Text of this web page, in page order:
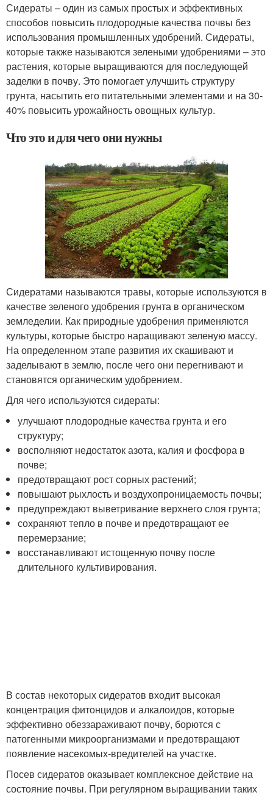
Сидераты – один из самых простых и эффективных
способов повысить плодородные качества почвы без
использования промышленных удобрений. Сидераты,
которые также называются зелеными удобрениями – это
растения, которые выращиваются для последующей
заделки в почву. Это помогает улучшить структуру
грунта, насытить его питательными элементами и на 30-
40% повысить урожайность овощных культур.
Что это и для чего они нужны
Сидератами называются травы, которые используются в
качестве зеленого удобрения грунта в органическом
земледелии. Как природные удобрения применяются
культуры, которые быстро наращивают зеленую массу.
На определенном этапе развития их скашивают и
заделывают в землю, после чего они перегнивают и
становятся органическим удобрением.
Для чего используются сидераты:
улучшают плодородные качества грунта и его
структуру;
восполняют недостаток азота, калия и фосфора в
почве;
предотвращают рост сорных растений;
повышают рыхлость и воздухопроницаемость почвы;
предупреждают выветривание верхнего слоя грунта;
сохраняют тепло в почве и предотвращают ее
перемерзание;
восстанавливают истощенную почву после
длительного культивирования.
В состав некоторых сидератов входит высокая
концентрация фитонцидов и алкалоидов, которые
эффективно обеззараживают почву, борются с
патогенными микроорганизмами и предотвращают
появление насекомых-вредителей на участке.
Посев сидератов оказывает комплексное действие на
состояние почвы. При регулярном выращивании таких